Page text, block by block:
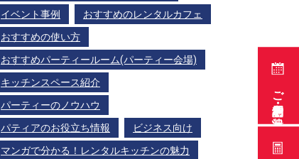
ご利用予約・空き状況
イベント事例
おすすめのレンタルカフェ
おすすめの使い方
おすすめパーティールーム(パーティー会場)
キッチンスペース紹介
パーティーのノウハウ
パティアのお役立ち情報
ビジネス向け
マンガで分かる！レンタルキッチンの魅力